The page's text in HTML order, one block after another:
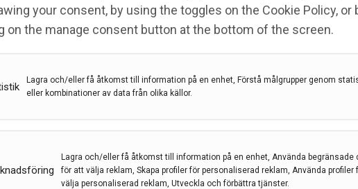
your consent, by using the toggles on the Cookie Policy, or
on the manage consent button at the bottom of the screen.
Lagra och/eller få åtkomst till information på en enhet, Förstå målgrupper genom
eller kombinationer av data från olika källor.
Lagra och/eller få åtkomst till information på en enhet, Använda begränsade
för att välja reklam, Skapa profiler för personaliserad reklam, Använda profiler
välja personaliserad reklam, Utveckla och förbättra tjänster.
antalet fall vid måttlig
vid multipel skleros (MS) är nedsatt balans, vilket kan
så många olika system och funktioner i kroppen.
med hjälp av konceptet CoDuSe har visat sig